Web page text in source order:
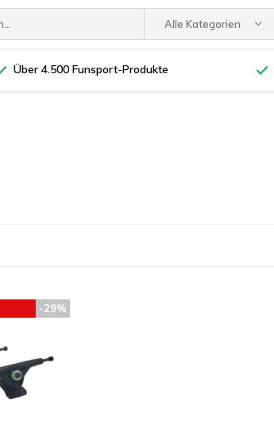
Alle Kategorien
Über 4.500 Funsport-Produkte
-29%